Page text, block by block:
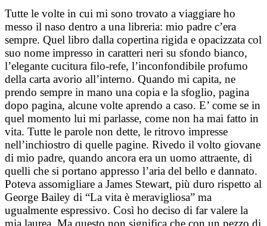
Tutte le volte in cui mi sono trovato a viaggiare ho
messo il naso dentro a una libreria: mio padre c’era
sempre. Quel libro dalla copertina rigida e opacizzata col
suo nome impresso in caratteri neri su sfondo bianco,
l’elegante cucitura filo-refe, l’inconfondibile profumo
della carta avorio all’interno. Quando mi capita, ne
prendo sempre in mano una copia e la sfoglio, pagina
dopo pagina, alcune volte aprendo a caso. E’ come se in
quel momento lui mi parlasse, come non ha mai fatto in
vita. Tutte le parole non dette, le ritrovo impresse
nell’inchiostro di quelle pagine. Rivedo il volto giovane
di mio padre, quando ancora era un uomo attraente, di
quelli che si portano appresso l’aria del bello e dannato.
Poteva assomigliare a James Stewart, più duro rispetto al
George Bailey di “La vita è meravigliosa” ma
ugualmente espressivo. Così ho deciso di far valere la